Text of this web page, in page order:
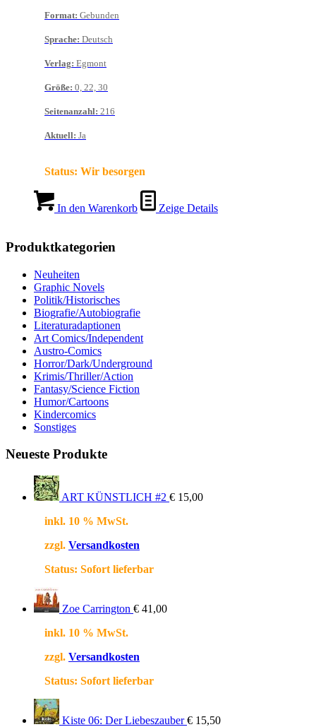
Format: Gebunden
Sprache: Deutsch
Verlag: Egmont
Größe: 0, 22, 30
Seitenanzahl: 216
Aktuell: Ja
Status: Wir besorgen
In den Warenkorb Zeige Details
Produktkategorien
Neuheiten
Graphic Novels
Politik/Historisches
Biografie/Autobiografie
Literaturadaptionen
Art Comics/Independent
Austro-Comics
Horror/Dark/Underground
Krimis/Thriller/Action
Fantasy/Science Fiction
Humor/Cartoons
Kindercomics
Sonstiges
Neueste Produkte
ART KÜNSTLICH #2 € 15,00
inkl. 10 % MwSt.
zzgl. Versandkosten
Status: Sofort lieferbar
Zoe Carrington € 41,00
inkl. 10 % MwSt.
zzgl. Versandkosten
Status: Sofort lieferbar
Kiste 06: Der Liebeszauber € 15,50